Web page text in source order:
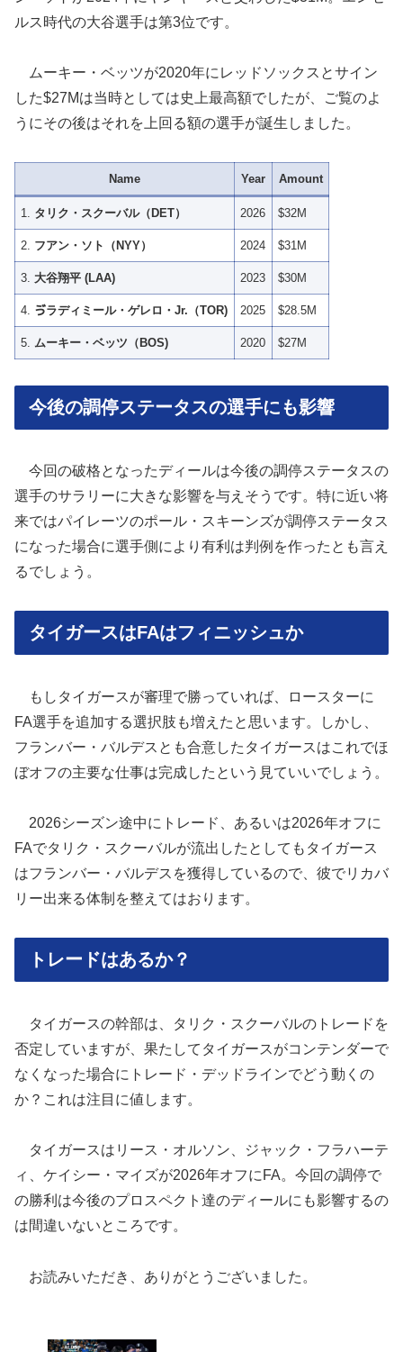
ルス時代の大谷選手は第3位です。
ムーキー・ベッツが2020年にレッドソックスとサイン
した$27Mは当時としては史上最高額でしたが、ご覧のよ
うにその後はそれを上回る額の選手が誕生しました。
Name Year Amount
1. タリク・スクーバル（DET） 2026 $32M
2. フアン・ソト（NYY） 2024 $31M
3.大谷翔平 (LAA) 2023 $30M
4. ゔラディミール・ゲレロ・Jr.（TOR) 2025 $28.5M
5.ムーキー・ベッツ（BOS) 2020 $27M
今後の調停ステータスの選手にも影響
今回の破格となったディールは今後の調停ステータスの
選手のサラリーに大きな影響を与えそうです。特に近い将
来ではパイレーツのポール・スキーンズが調停ステータス
になった場合に選手側により有利は判例を作ったとも言え
るでしょう。
タイガースはFAはフィニッシュか
もしタイガースが審理で勝っていれば、ロースターに
FA選手を追加する選択肢も増えたと思います。しかし、
フランバー・バルデスとも合意したタイガースはこれでほ
ぼオフの主要な仕事は完成したという見ていいでしょう。
2026シーズン途中にトレード、あるいは2026年オフに
FAでタリク・スクーバルが流出したとしてもタイガース
はフランバー・バルデスを獲得しているので、彼でリカバ
リー出来る体制を整えてはおります。
トレードはあるか？
タイガースの幹部は、タリク・スクーバルのトレードを
否定していますが、果たしてタイガースがコンテンダーで
なくなった場合にトレード・デッドラインでどう動くの
か？これは注目に値します。
タイガースはリース・オルソン、ジャック・フラハーテ
ィ、ケイシー・マイズが2026年オフにFA。今回の調停で
の勝利は今後のプロスペクト達のディールにも影響するの
は間違いないところです。
お読みいただき、ありがとうございました。